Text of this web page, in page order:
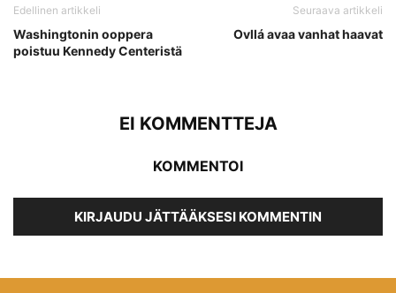
Edellinen artikkeli
Washingtonin ooppera
poistuu Kennedy Centeristä
Seuraava artikkeli
Ovllá avaa vanhat haavat
EI KOMMENTTEJA
KOMMENTOI
KIRJAUDU JÄTTÄÄKSESI KOMMENTIN